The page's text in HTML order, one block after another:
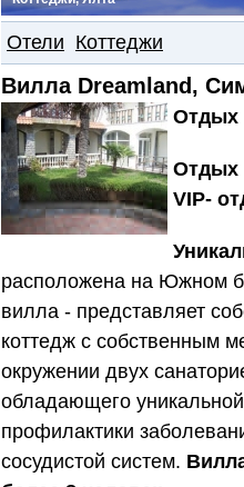
Отели Коттеджи
Вилла Dreamland,
Отдых
Отдых
VIP-
расположена на Южном
вилла - представляет
коттедж с собственным
окружении двух
обладающего
профилактики
сосудистой систем.